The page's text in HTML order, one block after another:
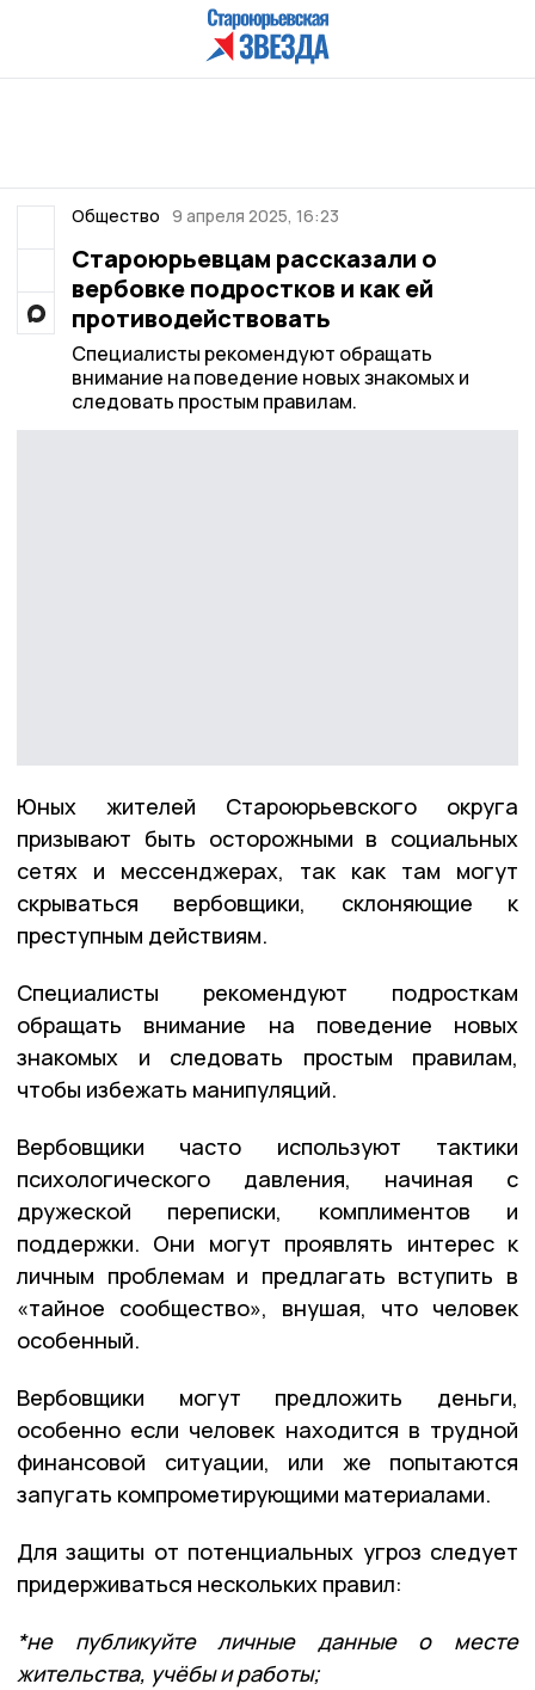
Общество 9 апреля 2025, 16:23
Староюрьевцам рассказали о
вербовке подростков и как ей
противодействовать
Специалисты рекомендуют обращать
внимание на поведение новых знакомых и
следовать простым правилам.
Юных жителей Староюрьевского округа
призывают быть осторожными в социальных
сетях и мессенджерах, так как там могут
скрываться вербовщики, склоняющие к
преступным действиям.
Специалисты рекомендуют подросткам
обращать внимание на поведение новых
знакомых и следовать простым правилам,
чтобы избежать манипуляций.
Вербовщики часто используют тактики
психологического давления, начиная с
дружеской переписки, комплиментов и
поддержки. Они могут проявлять интерес к
личным проблемам и предлагать вступить в
«тайное сообщество», внушая, что человек
особенный.
Вербовщики могут предложить деньги,
особенно если человек находится в трудной
финансовой ситуации, или же попытаются
запугать компрометирующими материалами.
Для защиты от потенциальных угроз следует
придерживаться нескольких правил:
*не публикуйте личные данные о месте
жительства, учёбы и работы;